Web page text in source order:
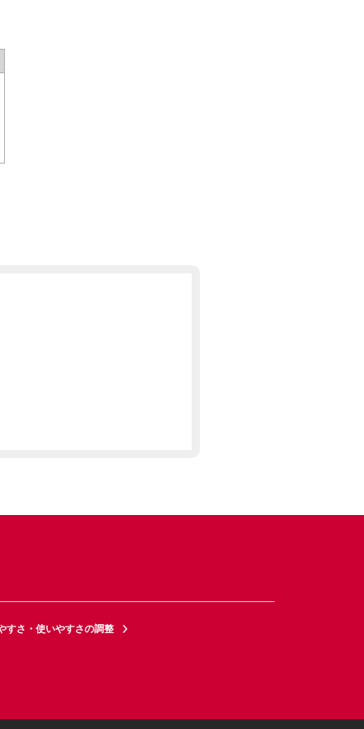
すさ・使いやすさの調整